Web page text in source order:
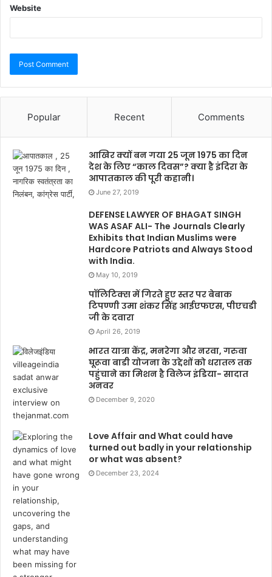
Website
Popular Recent Comments
आखिर क्यों बन गया 25 जून 1975 का दिन
देश के लिए “काल दिवस”? क्या है इंदिरा के
आपातकाल की पूरी कहानी।
June 27, 2019
DEFENSE LAWYER OF BHAGAT SINGH
WAS ASAF ALI- The Journals Clearly
Exhibits that Indian Muslims were
Hardcore Patriots and Always Stood
with India.
May 10, 2019
पॉलिटिक्स में गिरते हुए स्तर पर बेबाक
टिपण्णी उमा शंकर सिंह आईएफएस, पीएचडी
जी के दवारा
April 26, 2019
भारत यात्रा केंद्र, मनरेगा और नरवा, गरुवा
घूरूवा बाडी योजना के उद्देशों को धरातल तक
पहुंचाने का मिशन है विलेज इंडिया- सादात
अनवर
December 9, 2020
Love Affair and What could have
turned out badly in your relationship
or what was absent?
December 23, 2024